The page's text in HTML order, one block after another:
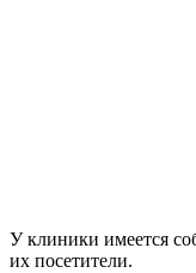
У клиники имеется
их посетители.